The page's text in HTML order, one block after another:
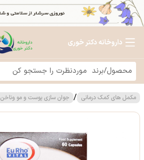
داروخانه دکتر خوری
مکمل های کمک درمانی / جوان سازی پوست و مو وناخن